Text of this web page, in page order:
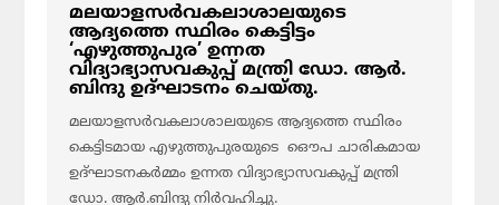
മലയാളസർവകലാശാലയുടെ
ആദ്യത്തെ സ്ഥിരം കെട്ടിട്ടം
‘എഴുത്തുപുര’ ഉന്നത
വിദ്യാഭ്യാസവകുപ്പ് മന്ത്രി ഡോ. ആർ.
ബിന്ദു ഉദ്ഘാടനം ചെയ്തു.
മലയാളസർവകലാശാലയുടെ ആദ്യത്തെ സ്ഥിരം
കെട്ടിടമായ എഴുത്തുപുരയുടെ ഒൌപ ചാരികമായ
ഉദ്ഘാടനകർമ്മം ഉന്നത വിദ്യാഭ്യാസവകുപ്പ് മന്ത്രി
ഡോ. ആർ.ബിന്ദു നിർവഹിച്ചു.